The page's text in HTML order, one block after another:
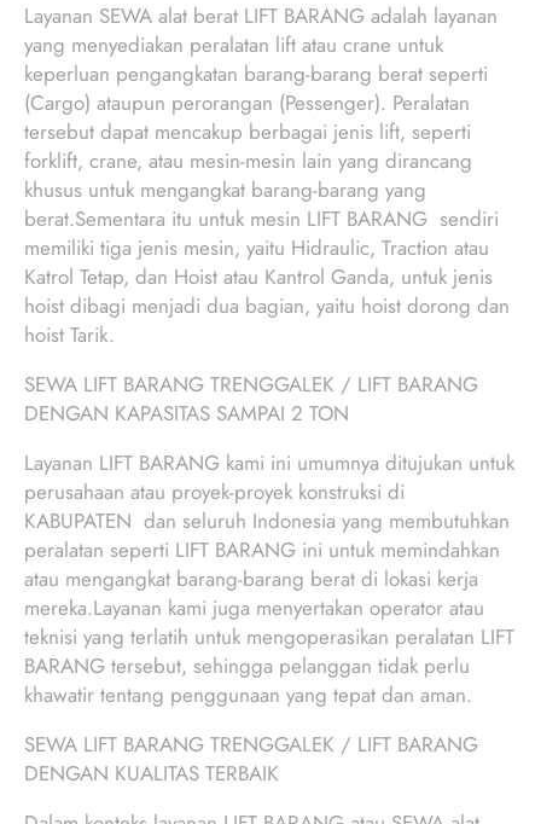
Layanan SEWA alat berat LIFT BARANG adalah layanan
yang menyediakan peralatan lift atau crane untuk
keperluan pengangkatan barang-barang berat seperti
(Cargo) ataupun perorangan (Pessenger). Peralatan
tersebut dapat mencakup berbagai jenis lift, seperti
forklift, crane, atau mesin-mesin lain yang dirancang
khusus untuk mengangkat barang-barang yang
berat.Sementara itu untuk mesin LIFT BARANG sendiri
memiliki tiga jenis mesin, yaitu Hidraulic, Traction atau
Katrol Tetap, dan Hoist atau Kantrol Ganda, untuk jenis
hoist dibagi menjadi dua bagian, yaitu hoist dorong dan
hoist Tarik.
SEWA LIFT BARANG TRENGGALEK / LIFT BARANG
DENGAN KAPASITAS SAMPAI 2 TON
Layanan LIFT BARANG kami ini umumnya ditujukan untuk
perusahaan atau proyek-proyek konstruksi di
KABUPATEN dan seluruh Indonesia yang membutuhkan
peralatan seperti LIFT BARANG ini untuk memindahkan
atau mengangkat barang-barang berat di lokasi kerja
mereka.Layanan kami juga menyertakan operator atau
teknisi yang terlatih untuk mengoperasikan peralatan LIFT
BARANG tersebut, sehingga pelanggan tidak perlu
khawatir tentang penggunaan yang tepat dan aman.
SEWA LIFT BARANG TRENGGALEK / LIFT BARANG
DENGAN KUALITAS TERBAIK